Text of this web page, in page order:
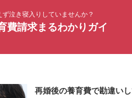
泣き寝入りしていませんか？
費請求まるわかりガイ
再婚後の養育費で勘違い